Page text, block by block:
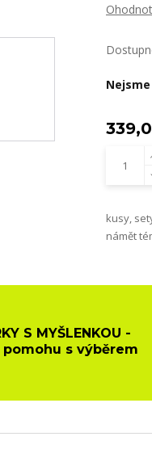
kusy,
námět
S MYŠLENKOU -
pomohu s výběrem